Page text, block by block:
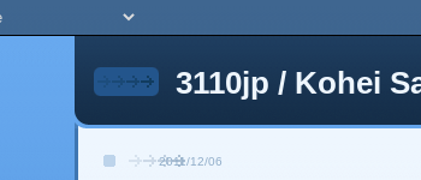
3110jp / Kohei
2011/12/06